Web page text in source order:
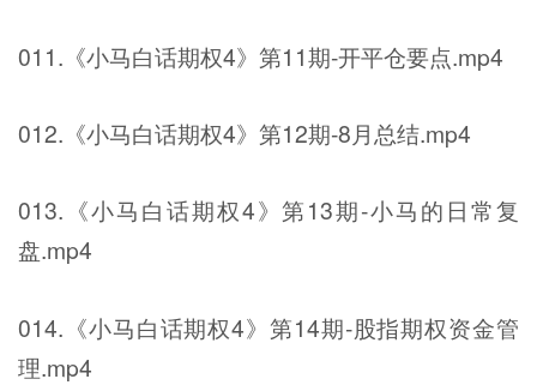
011.《小马白话期权4》第11期-开平仓要点.mp4
012.《小马白话期权4》第12期-8月总结.mp4
013.《小马白话期权4》第13期-小马的日常复
盘.mp4
014.《小马白话期权4》第14期-股指期权资金管
理.mp4